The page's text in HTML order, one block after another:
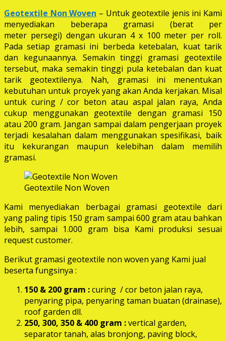
Geotextile Non Woven – Untuk geotextile jenis ini Kami
menyediakan beberapa gramasi (berat per
meter persegi) dengan ukuran 4 x 100 meter per roll.
Pada setiap gramasi ini berbeda ketebalan, kuat tarik
dan kegunaannya. Semakin tinggi gramasi geotextile
tersebut, maka semakin tinggi pula ketebalan dan kuat
tarik geotextilenya. Nah, gramasi ini menentukan
kebutuhan untuk proyek yang akan Anda kerjakan. Misal
untuk curing / cor beton atau aspal jalan raya, Anda
cukup menggunakan geotextile dengan gramasi 150
atau 200 gram. Jangan sampai dalam pengerjaan proyek
terjadi kesalahan dalam menggunakan spesifikasi, baik
itu kekurangan maupun kelebihan dalam memilih
gramasi.
Geotextile Non Woven
Kami menyediakan berbagai gramasi geotextile dari
yang paling tipis 150 gram sampai 600 gram atau bahkan
lebih, sampai 1.000 gram bisa Kami produksi sesuai
request customer.
Berikut gramasi geotextile non woven yang Kami jual
beserta fungsinya :
150 & 200 gram :curing / cor beton jalan raya,
penyaring pipa, penyaring taman buatan (drainase),
roof garden dll.
250, 300, 350 & 400 gram :vertical garden,
separator tanah, alas bronjong, paving block,